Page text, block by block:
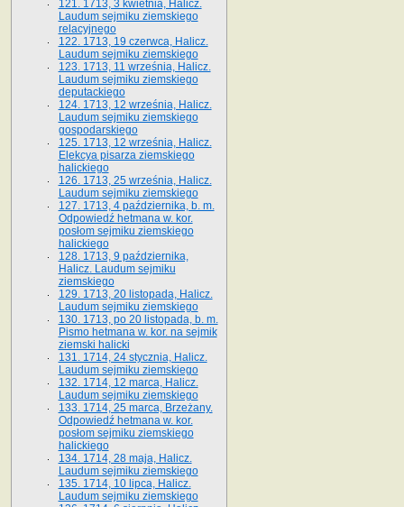
121. 1713, 3 kwietnia, Halicz.
Laudum sejmiku ziemskiego
relacyjnego
122. 1713, 19 czerwca, Halicz.
Laudum sejmiku ziemskiego
123. 1713, 11 września, Halicz.
Laudum sejmiku ziemskiego
deputackiego
124. 1713, 12 września, Halicz.
Laudum sejmiku ziemskiego
gospodarskiego
125. 1713, 12 września, Halicz.
Elekcya pisarza ziemskiego
halickiego
126. 1713, 25 września, Halicz.
Laudum sejmiku ziemskiego
127. 1713, 4 października, b. m.
Odpowiedź hetmana w. kor.
posłom sejmiku ziemskiego
halickiego
128. 1713, 9 października,
Halicz. Laudum sejmiku
ziemskiego
129. 1713, 20 listopada, Halicz.
Laudum sejmiku ziemskiego
130. 1713, po 20 listopada, b. m.
Pismo hetmana w. kor. na sejmik
ziemski halicki
131. 1714, 24 stycznia, Halicz.
Laudum sejmiku ziemskiego
132. 1714, 12 marca, Halicz.
Laudum sejmiku ziemskiego
133. 1714, 25 marca, Brzeżany.
Odpowiedź hetmana w. kor.
posłom sejmiku ziemskiego
halickiego
134. 1714, 28 maja, Halicz.
Laudum sejmiku ziemskiego
135. 1714, 10 lipca, Halicz.
Laudum sejmiku ziemskiego